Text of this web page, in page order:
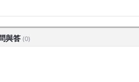
與答 (0)